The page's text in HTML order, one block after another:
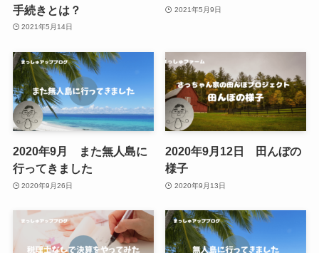
手続きとは？
2021年5月14日
2021年5月9日
2020年9月 また無人島に
行ってきました
2020年9月26日
2020年9月12日 田んぼの
様子
2020年9月13日